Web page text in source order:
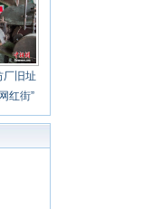
厂旧址
红街”